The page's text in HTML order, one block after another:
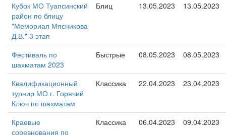
Кубок МО Туапсинский
район по блицу
"Мемориал Мясникова
Д.В." 3 этап
Блиц 13.05.2023 13.05.2023
Фестиваль по
шахматам 2023
Быстрые 08.05.2023 08.05.2023
Квалификационный
турнир МО г. Горячий
Ключ по шахматам
Классика 22.04.2023 23.04.2023
Краевые
соревнования по
Классика 06.04.2023 09.04.2023